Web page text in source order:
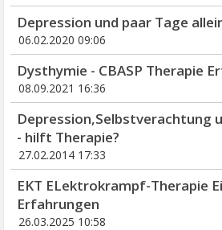
Depression und paar Tage
06.02.2020 09:06
Dysthymie - CBASP Therapie
08.09.2021 16:36
Depression,Selbstverachtung
- hilft Therapie?
27.02.2014 17:33
EKT ELektrokrampf-Therapie
Erfahrungen
26.03.2025 10:58